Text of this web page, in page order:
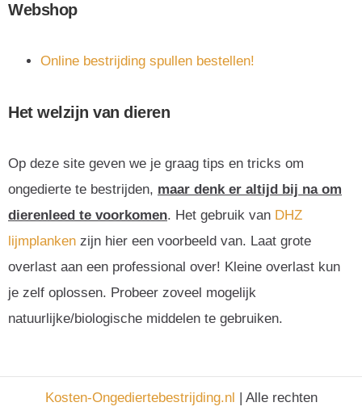
Webshop
Online bestrijding spullen bestellen!
Het welzijn van dieren
Op deze site geven we je graag tips en tricks om
ongedierte te bestrijden, maar denk er altijd bij na om
dierenleed te voorkomen. Het gebruik van DHZ
lijmplanken zijn hier een voorbeeld van. Laat grote
overlast aan een professional over! Kleine overlast kun
je zelf oplossen. Probeer zoveel mogelijk
natuurlijke/biologische middelen te gebruiken.
Kosten-Ongediertebestrijding.nl | Alle rechten